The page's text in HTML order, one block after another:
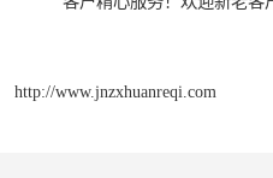
http://www.jnzxhuanreqi.com